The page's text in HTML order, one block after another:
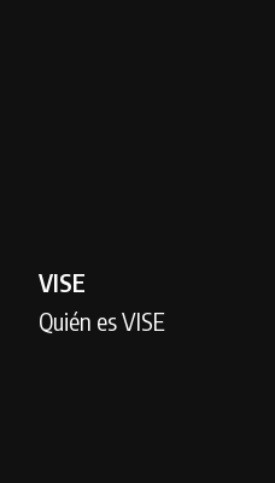
VISE
Quién es VISE